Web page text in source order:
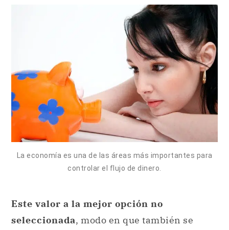
La economía es una de las áreas más importantes para
controlar el flujo de dinero.
Este valor a la mejor opción no
seleccionada, modo en que también se